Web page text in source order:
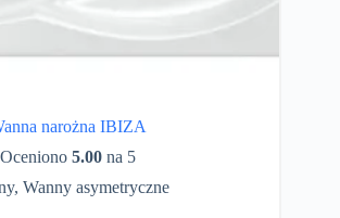
narożna IBIZA
Oceniono 5.00na 5
, Wanny asymetryczne